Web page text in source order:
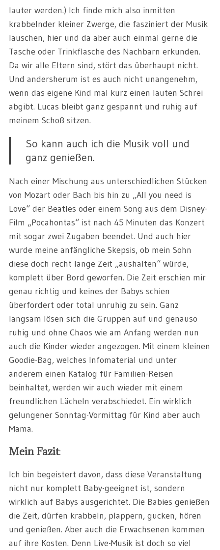
lauter werden.) Ich finde mich also inmitten
krabbelnder kleiner Zwerge, die fasziniert der Musik
lauschen, hier und da aber auch einmal gerne die
Tasche oder Trinkflasche des Nachbarn erkunden.
Da wir alle Eltern sind, stört das überhaupt nicht.
Und andersherum ist es auch nicht unangenehm,
wenn das eigene Kind mal kurz einen lauten Schrei
abgibt. Lucas bleibt ganz gespannt und ruhig auf
meinem Schoß sitzen.
So kann auch ich die Musik voll und
ganz genießen.
Nach einer Mischung aus unterschiedlichen Stücken
von Mozart oder Bach bis hin zu „All you need is
Love“ der Beatles oder einem Song aus dem Disney-
Film „Pocahontas“ ist nach 45 Minuten das Konzert
mit sogar zwei Zugaben beendet. Und auch hier
wurde meine anfängliche Skepsis, ob mein Sohn
diese doch recht lange Zeit „aushalten“ würde,
komplett über Bord geworfen. Die Zeit erschien mir
genau richtig und keines der Babys schien
überfordert oder total unruhig zu sein. Ganz
langsam lösen sich die Gruppen auf und genauso
ruhig und ohne Chaos wie am Anfang werden nun
auch die Kinder wieder angezogen. Mit einem kleinen
Goodie-Bag, welches Infomaterial und unter
anderem einen Katalog für Familien-Reisen
beinhaltet, werden wir auch wieder mit einem
freundlichen Lächeln verabschiedet. Ein wirklich
gelungener Sonntag-Vormittag für Kind aber auch
Mama.
Mein Fazit:
Ich bin begeistert davon, dass diese Veranstaltung
nicht nur komplett Baby-geeignet ist, sondern
wirklich auf Babys ausgerichtet. Die Babies genießen
die Zeit, dürfen krabbeln, plappern, gucken, hören
und genießen. Aber auch die Erwachsenen kommen
auf ihre Kosten. Denn Live-Musik ist doch so viel